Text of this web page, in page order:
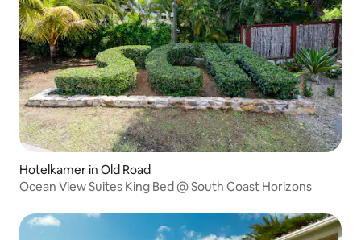
Hotelkamer in Old Road
Ocean View Suites King Bed @ South Coast Horizons